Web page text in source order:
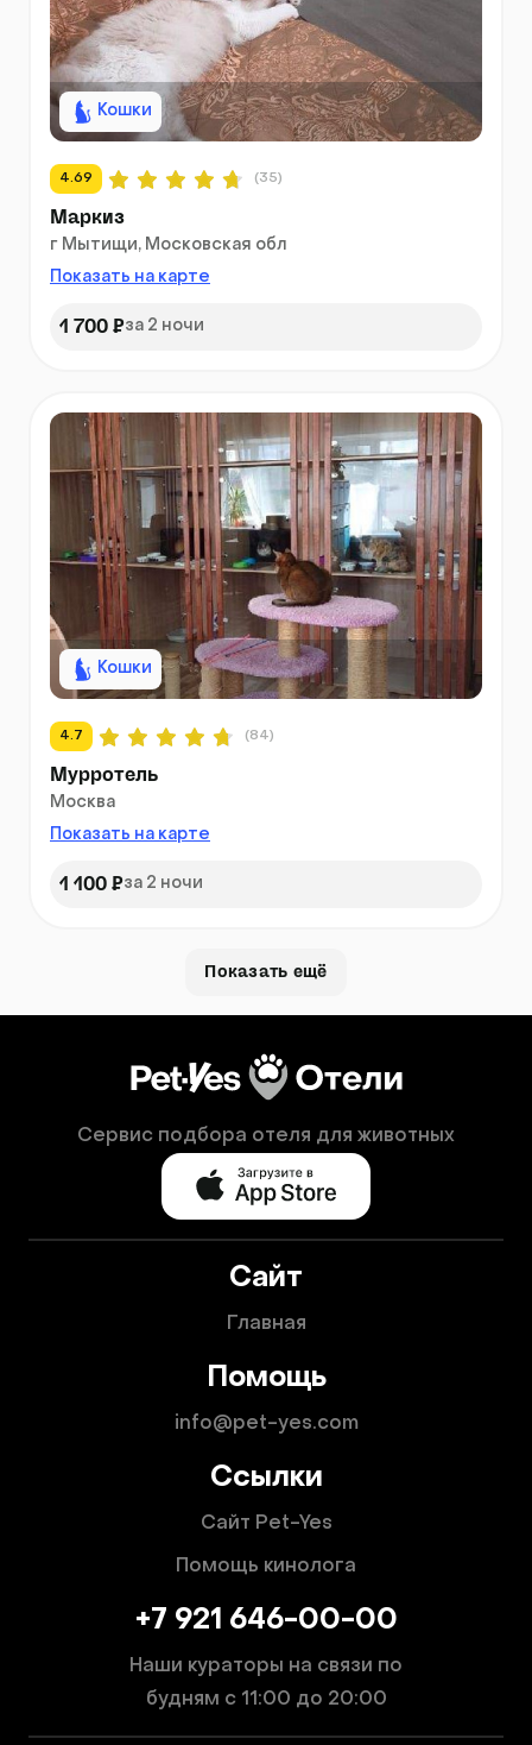
Кошки
4.69 (35)
Маркиз
г Мытищи, Московская обл
Показать на карте
1 700 ₽за 2 ночи
Кошки
4.7 (84)
Мурротель
Москва
Показать на карте
1 100 ₽за 2 ночи
Показать ещё
Сервис подбора отеля для животных
Сайт
Главная
Помощь
info@pet-yes.com
Ссылки
Сайт Pet-Yes
Помощь кинолога
+7 921 646-00-00
Наши кураторы на связи по
будням с 11:00 до 20:00